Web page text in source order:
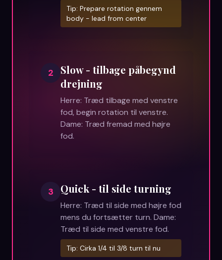
Tip: Prepare rotation gennem
body - lead from center
2
Slow - tilbage påbegynd
drejning
Herre: Træd tilbage med venstre
fod, begin rotation til venstre.
Dame: Træd fremad med højre
fod.
3 Quick - til side turning
Herre: Træd til side med højre fod
mens du fortsætter turn. Dame:
Træd til side med venstre fod.
Tip: Cirka 1/4 til 3/8 turn til nu